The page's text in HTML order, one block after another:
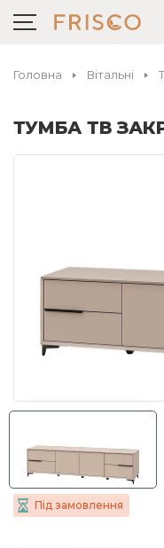
Головна Вітальні
ТУМБА ТВ
Під замовлення